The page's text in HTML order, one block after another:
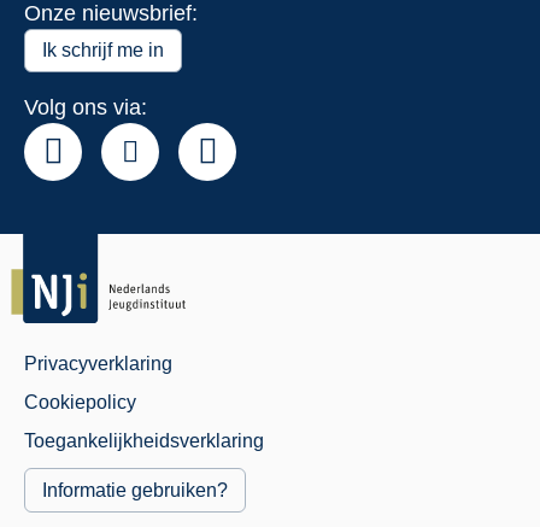
Onze nieuwsbrief:
Ik schrijf me in
Volg ons via:
Juridisch
Menu
Privacyverklaring
Cookiepolicy
Toegankelijkheidsverklaring
Informatie gebruiken?